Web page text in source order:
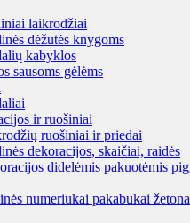
laikrodžiai
dėžutės knygoms
kabyklos
sausoms gėlėms
ir ruošiniai
ruošiniai ir priedai
dekoracijos, skaičiai, raidės
didelėmis pakuotėmis
numeriukai pakabukai